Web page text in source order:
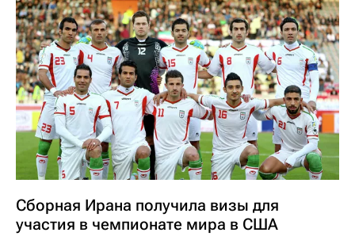
Сборная Ирана получила визы для
участия в чемпионате мира в США